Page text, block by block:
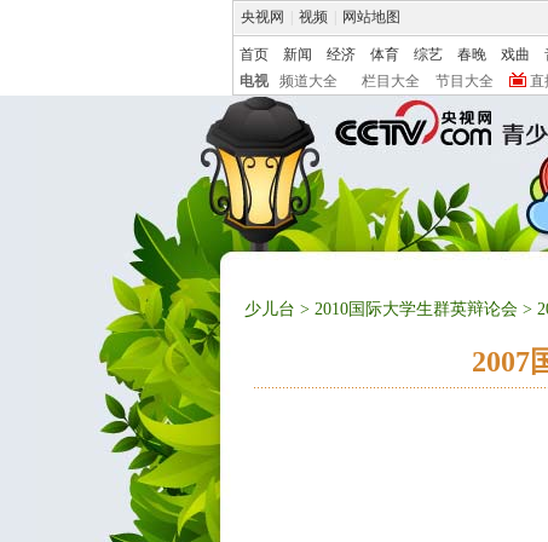
央视网 视频 网站地图
首页 新闻 经济 体育 综艺 春晚 戏曲
电视
频道大全 栏目大全 节目大全 直
少儿台 > 2010国际大学生群英辩论会 >
2007